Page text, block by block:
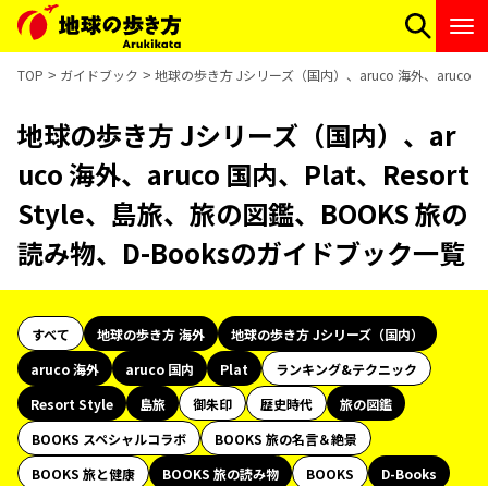
TOP ガイドブック 地球の歩き方 Jシリーズ（国内）、aruco 海外、aruco
地球の歩き方 Jシリーズ（国内）、ar
uco 海外、aruco 国内、Plat、Resort
Style、島旅、旅の図鑑、BOOKS 旅の
読み物、D-Booksのガイドブック一覧
すべて 地球の歩き方 海外
地球の歩き方 Jシリーズ（国内）
aruco 海外
aruco 国内 Plat
ランキング&テクニック
Resort Style
島旅 御朱印 歴史時代
旅の図鑑
BOOKS スペシャルコラボ
BOOKS 旅の名言＆絶景
BOOKS 旅と健康
BOOKS 旅の読み物 BOOKS
D-Books